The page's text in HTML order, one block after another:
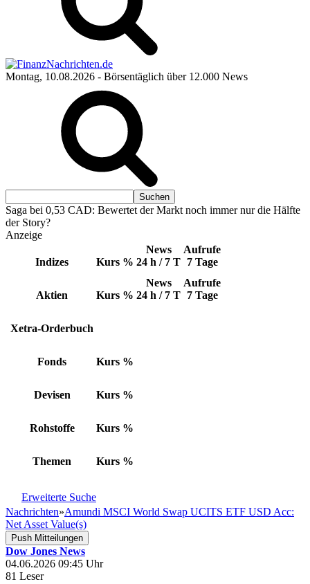
Montag, 10.08.2026 - Börsentäglich über 12.000 News
Saga bei 0,53 CAD: Bewertet der Markt noch immer nur die Hälfte
der Story?
Anzeige
Indizes Kurs %
News
24 h / 7 T
Aufrufe
7 Tage
Aktien Kurs %
News
24 h / 7 T
Aufrufe
7 Tage
Xetra-Orderbuch
Fonds Kurs %
Devisen Kurs %
Rohstoffe Kurs %
Themen Kurs %
Erweiterte Suche
Nachrichten»Amundi MSCI World Swap UCITS ETF USD Acc:
Net Asset Value(s)
Push Mitteilungen
Dow Jones News
04.06.2026 09:45 Uhr
81 Leser